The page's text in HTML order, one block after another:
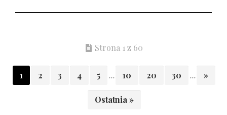
Strona 1 z 60
1 2 3 4 5 ... 10 20 30 ... »
Ostatnia »